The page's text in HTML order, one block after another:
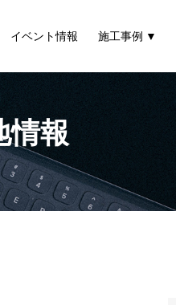
イベント情報 施工事例
情報